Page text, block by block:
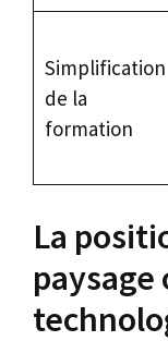
Simplification
de la
formation
La